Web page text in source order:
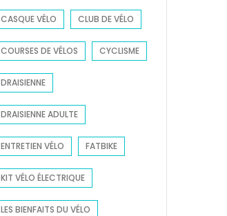
CASQUE VÉLO CLUB DE VÉLO
COURSES DE VÉLOS CYCLISME
DRAISIENNE
DRAISIENNE ADULTE
ENTRETIEN VÉLO FATBIKE
KIT VÉLO ÉLECTRIQUE
LES BIENFAITS DU VÉLO